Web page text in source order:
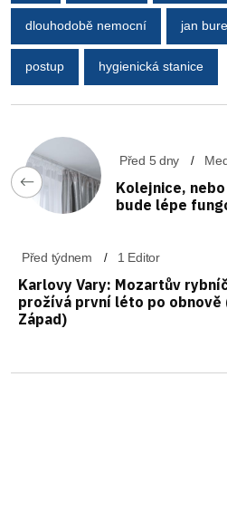
dlouhodobě nemocní jan
postup hygienická stanice
Před 5 dny
Kolejnice,
bude lépe
Před týdnem 1 Editor
Karlovy Vary: Mozartův
prožívá první léto po obnově
Západ)